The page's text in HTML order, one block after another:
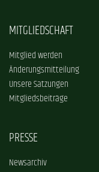
MITGLIEDSCHAFT
Mitglied werden
Änderungsmitteilung
Unsere Satzungen
Mitgliedsbeiträge
PRESSE
Newsarchiv